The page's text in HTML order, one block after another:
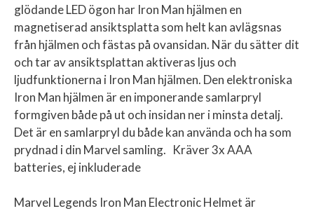
glödande LED ögon har Iron Man hjälmen en
magnetiserad ansiktsplatta som helt kan avlägsnas
från hjälmen och fästas på ovansidan. När du sätter dit
och tar av ansiktsplattan aktiveras ljus och
ljudfunktionerna i Iron Man hjälmen. Den elektroniska
Iron Man hjälmen är en imponerande samlarpryl
formgiven både på ut och insidan ner i minsta detalj.
Det är en samlarpryl du både kan använda och ha som
prydnad i din Marvel samling. Kräver 3x AAA
batteries, ej inkluderade
Marvel Legends Iron Man Electronic Helmet är